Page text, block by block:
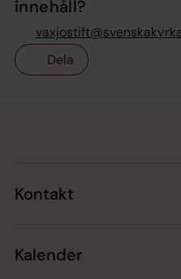
innehåll?
Dela
Kontakt
Kalender